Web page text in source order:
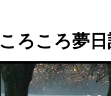
テ
ン
へ
ス
キ
ころころ夢